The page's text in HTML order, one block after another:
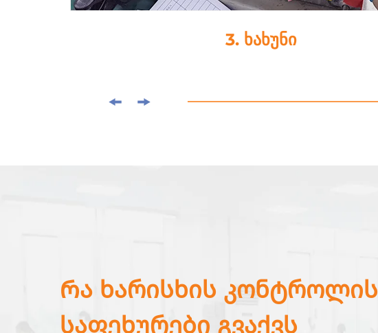
3. ხახუნი
Რა ხარისხის კონტროლის
საფეხურები გვაქვს